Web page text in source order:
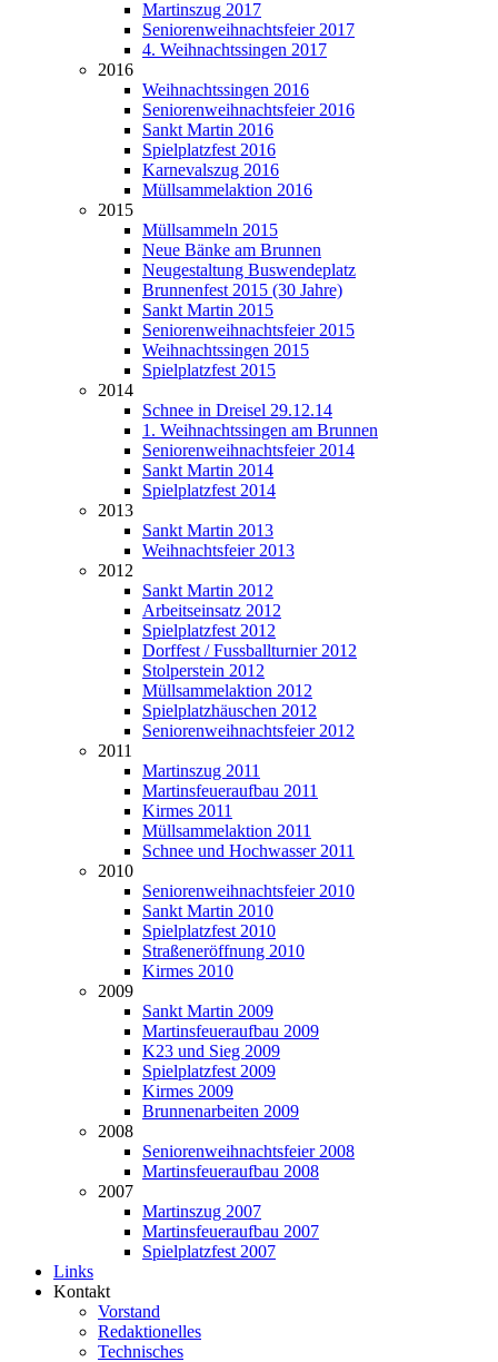
Martinszug 2017
Seniorenweihnachtsfeier 2017
4. Weihnachtssingen 2017
2016
Weihnachtssingen 2016
Seniorenweihnachtsfeier 2016
Sankt Martin 2016
Spielplatzfest 2016
Karnevalszug 2016
Müllsammelaktion 2016
2015
Müllsammeln 2015
Neue Bänke am Brunnen
Neugestaltung Buswendeplatz
Brunnenfest 2015 (30 Jahre)
Sankt Martin 2015
Seniorenweihnachtsfeier 2015
Weihnachtssingen 2015
Spielplatzfest 2015
2014
Schnee in Dreisel 29.12.14
1. Weihnachtssingen am Brunnen
Seniorenweihnachtsfeier 2014
Sankt Martin 2014
Spielplatzfest 2014
2013
Sankt Martin 2013
Weihnachtsfeier 2013
2012
Sankt Martin 2012
Arbeitseinsatz 2012
Spielplatzfest 2012
Dorffest / Fussballturnier 2012
Stolperstein 2012
Müllsammelaktion 2012
Spielplatzhäuschen 2012
Seniorenweihnachtsfeier 2012
2011
Martinszug 2011
Martinsfeueraufbau 2011
Kirmes 2011
Müllsammelaktion 2011
Schnee und Hochwasser 2011
2010
Seniorenweihnachtsfeier 2010
Sankt Martin 2010
Spielplatzfest 2010
Straßeneröffnung 2010
Kirmes 2010
2009
Sankt Martin 2009
Martinsfeueraufbau 2009
K23 und Sieg 2009
Spielplatzfest 2009
Kirmes 2009
Brunnenarbeiten 2009
2008
Seniorenweihnachtsfeier 2008
Martinsfeueraufbau 2008
2007
Martinszug 2007
Martinsfeueraufbau 2007
Spielplatzfest 2007
Links
Kontakt
Vorstand
Redaktionelles
Technisches